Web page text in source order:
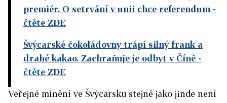
premiér. O setrvání v unii chce referendum -
čtěte ZDE
Švýcarské čokoládovny trápí silný frank a
drahé kakao. Zachraňuje je odbyt v Číně -
čtěte ZDE
Veřejné mínění ve Švýcarsku stejně jako jinde není